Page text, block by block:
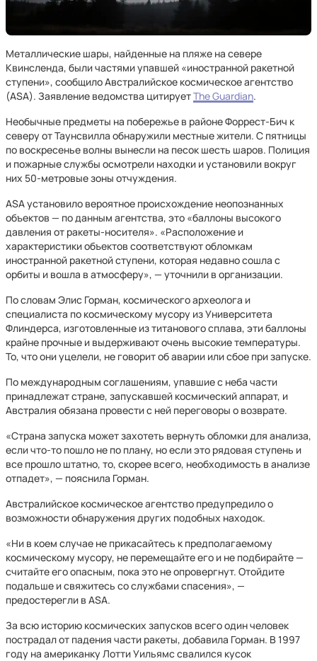
Металлические шары, найденные на пляже на севере
Квинсленда, были частями упавшей «иностранной ракетной
ступени», сообщило Австралийское космическое агентство
(ASA). Заявление ведомства цитируетThe Guardian.
Необычные предметы на побережье в районе Форрест-Бич к
северу от Таунсвилла обнаружили местные жители. С пятницы
по воскресенье волны вынесли на песок шесть шаров. Полиция
и пожарные службы осмотрели находки и установили вокруг
них 50-метровые зоны отчуждения.
ASA установило вероятное происхождение неопознанных
объектов — по данным агентства, это «баллоны высокого
давления от ракеты-носителя». «Расположение и
характеристики объектов соответствуют обломкам
иностранной ракетной ступени, которая недавно сошла с
орбиты и вошла в атмосферу», — уточнили в организации.
По словам Элис Горман, космического археолога и
специалиста по космическому мусору из Университета
Флиндерса, изготовленные из титанового сплава, эти баллоны
крайне прочные и выдерживают очень высокие температуры.
То, что они уцелели, не говорит об аварии или сбое при запуске.
По международным соглашениям, упавшие с неба части
принадлежат стране, запускавшей космический аппарат, и
Австралия обязана провести с ней переговоры о возврате.
«Страна запуска может захотеть вернуть обломки для анализа,
если что-то пошло не по плану, но если это рядовая ступень и
все прошло штатно, то, скорее всего, необходимость в анализе
отпадет», — пояснила Горман.
Австралийское космическое агентство предупредило о
возможности обнаружения других подобных находок.
«Ни в коем случае не прикасайтесь к предполагаемому
космическому мусору, не перемещайте его и не подбирайте —
считайте его опасным, пока это не опровергнут. Отойдите
подальше и свяжитесь со службами спасения», —
предостерегли в ASA.
За всю историю космических запусков всего один человек
пострадал от падения части ракеты, добавила Горман. В 1997
году на американку Лотти Уильямс свалился кусок